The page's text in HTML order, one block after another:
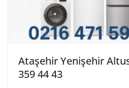
Ataşehir Yenişehir
359 44 43